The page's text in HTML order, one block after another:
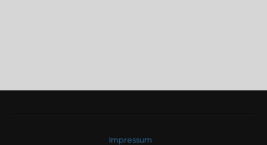
Impressum